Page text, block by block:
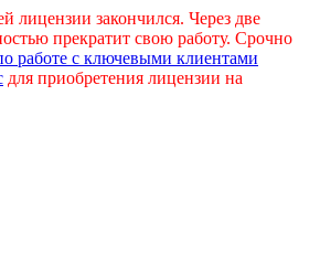
лицензии закончился. Через две
прекратит свою работу. Срочно
работе с ключевыми клиентами
для приобретения лицензии на